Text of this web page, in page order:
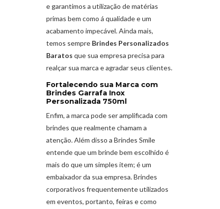
e garantimos a utilização de matérias
primas bem como á qualidade e um
acabamento impecável. Ainda mais,
temos sempre Brindes Personalizados
Baratos que sua empresa precisa para
realçar sua marca e agradar seus clientes.
Fortalecendo sua Marca com
Brindes Garrafa Inox
Personalizada 750ml
Enfim, a marca pode ser amplificada com
brindes que realmente chamam a
atenção. Além disso a Brindes Smile
entende que um brinde bem escolhido é
mais do que um simples item; é um
embaixador da sua empresa. Brindes
corporativos frequentemente utilizados
em eventos, portanto, feiras e como